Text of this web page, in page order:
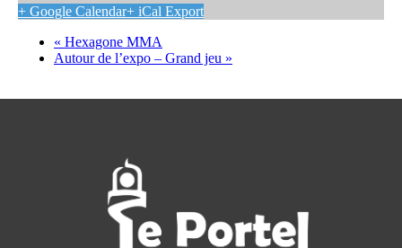
+ Google Calendar+ iCal Export
« Hexagone MMA
Autour de l’expo – Grand jeu »